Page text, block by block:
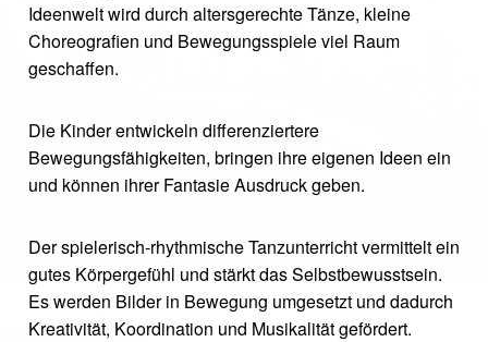
Ideenwelt wird durch altersgerechte Tänze, kleine
Choreografien und Bewegungsspiele viel Raum
geschaffen.
Die Kinder entwickeln differenziertere
Bewegungsfähigkeiten, bringen ihre eigenen Ideen ein
und können ihrer Fantasie Ausdruck geben.
Der spielerisch-rhythmische Tanzunterricht vermittelt ein
gutes Körpergefühl und stärkt das Selbstbewusstsein.
Es werden Bilder in Bewegung umgesetzt und dadurch
Kreativität, Koordination und Musikalität gefördert.